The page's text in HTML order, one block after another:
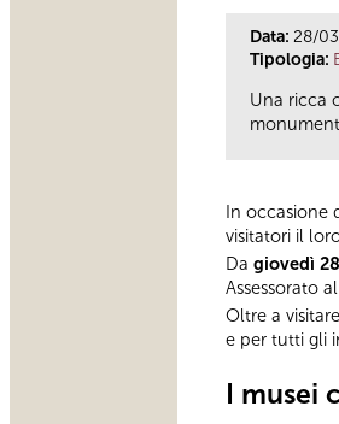
Data: 28/
Tipologia:
Una ricca
In occasione
visitatori il
Da giovedì
Assessorato
Oltre a
e per tutti gli
I musei